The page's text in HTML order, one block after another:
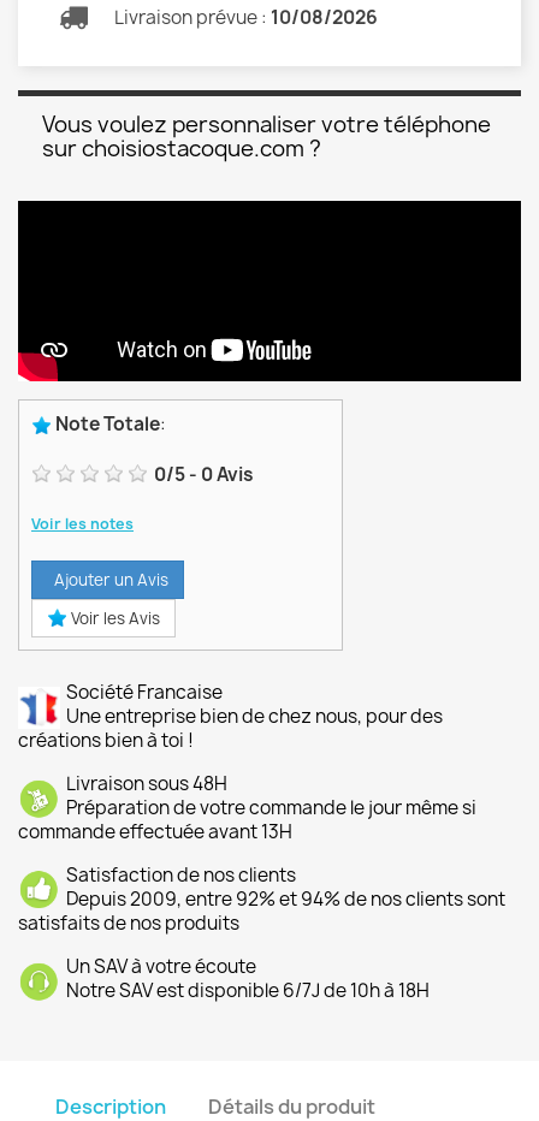
Livraison prévue : 10/08/2026
Vous voulez personnaliser votre téléphone
sur choisiostacoque.com ?
Note Totale:
0/5- 0Avis
Voir les notes
Ajouter un Avis
Voir les Avis
Société Francaise
Une entreprise bien de chez nous, pour des
créations bien à toi !
Livraison sous 48H
Préparation de votre commande le jour même si
commande effectuée avant 13H
Satisfaction de nos clients
Depuis 2009, entre 92% et 94% de nos clients sont
satisfaits de nos produits
Un SAV à votre écoute
Notre SAV est disponible 6/7J de 10h à 18H
Description Détails du produit